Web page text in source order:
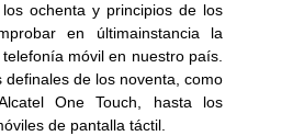
ochenta y principios de los
en últimainstancia la
móvil en nuestro país.
definales de los noventa, como
One Touch, hasta los
de pantalla táctil.